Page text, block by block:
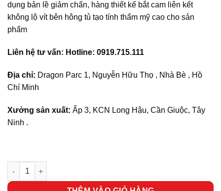
dụng bản lề giảm chấn, hàng thiết kế bắt cam liên kết
không lộ vít bên hông tủ tạo tính thẩm mỹ cao cho sản
phẩm
Liên hệ tư vấn: Hotline: 0919.715.111
Địa chỉ: Dragon Parc 1, Nguyễn Hữu Thọ , Nhà Bè , Hồ
Chí Minh
Xưởng sản xuất: Ấp 3, KCN Long Hậu, Cần Giuộc, Tây
Ninh .
Bàn làm việc , học tập Home 35 số lượng